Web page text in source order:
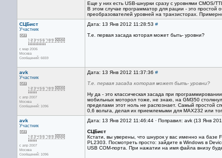
Еще у них есть USB-шнурки сразу с уровнями CMOS/
В этом случае программатор для рации - это простой
преобразователей уровней на транзисторах.
СЦБист
Участник
с мар 2006
Москва
Сообщений: 6659
Дата: 13 Янв 2012 11:28:53 #
Т.е. первая засада которая может быть- уровни?
avk
Участник
с апр 2007
Москва
Сообщений: 1096
Дата: 13 Янв 2012 11:37:36 #
Т.е. первая засада которая может быть- уровни?
Ну да - это классическая засада при
мобильных моторол тоже, не знаю, на GM350
пределами этот ноль не распознает. Самый простой
0,6 вольта, делая их приемлемыми для MAX232 или
avk
Участник
с апр 2007
Москва
Сообщений: 1096
Дата: 13 Янв 2012 11:46:44 · Поправил: avk (13 Янв
СЦБист
Кстати, вы уверены, что шнурок у вас именно на базе
PL2303. Посмотреть просто: зайдите в Windows в
USB COM-порта. При нажатии на имя файла внизу